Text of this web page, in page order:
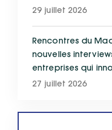
29 juillet 2026
Rencontres du
nouvelles
entreprises qui
27 juillet 2026